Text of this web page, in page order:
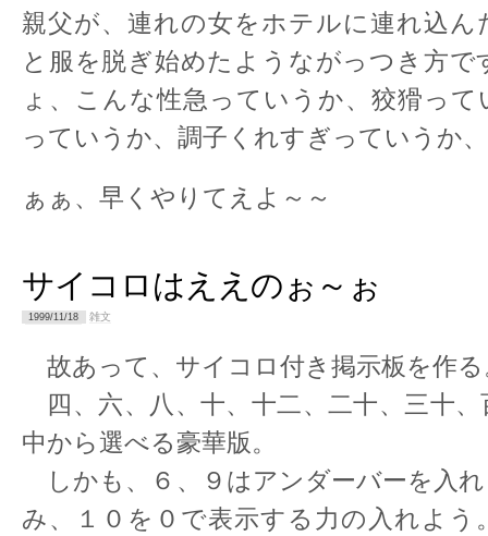
親父が、連れの女をホテルに連れ込ん
と服を脱ぎ始めたようながっつき方
ょ、こんな性急っていうか、狡猾っ
っていうか、調子くれすぎっていうか、
ぁぁ、早くやりてえよ～～
サイコロはええのぉ～ぉ
1999/11/18 雑文
故あって、サイコロ付き掲示板を作
四、六、八、十、十二、二十、三十
中から選べる豪華版。
しかも、６、９はアンダーバーを入
み、１０を０で表示する力の入れよう